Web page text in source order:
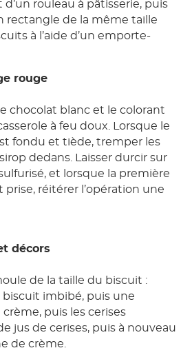
d’un rouleau à pâtisserie, puis
rectangle de la même taille
à l’aide d’un emporte-
rouge
chocolat blanc et le colorant
à feu doux. Lorsque le
fondu et tiède, tremper les
dedans. Laisser durcir sur
et lorsque la première
prise, réitérer l’opération une
décors
de la taille du biscuit :
biscuit imbibé, puis une
puis les cerises
jus de cerises, puis à nouveau
de crème.